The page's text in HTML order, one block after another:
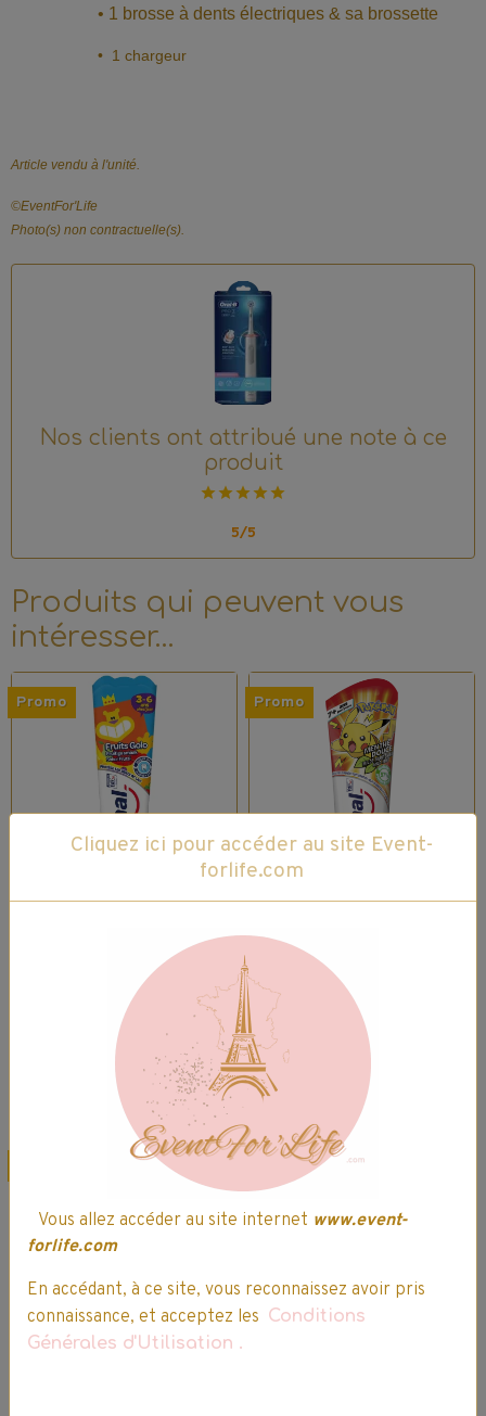
• 1 brosse à dents électriques & sa brossette
• 1 chargeur
Article vendu à l'unité.
©️EventFor'Life
Photo(s) non contractuelle(s).
Nos clients ont attribué une note à ce
produit
5/5
Produits qui peuvent vous
intéresser…
Promo
Kids - FruitGolo -
50Ml - dès 3 ans
1,10€ TTC
Indisponible
Détails
Promo
Junior - Pokémon
- 75Ml - Dès 7 ans
1,44€ TTC
Indisponible
Détails
Promo
Dentifrice fluoré
Oral-B Junior -
Cliquez ici pour accéder au site Event-
forlife.com
Vous allez accéder au site internet www.event-
forlife.com
En accédant, à ce site, vous reconnaissez avoir pris
connaissance, et acceptez les Conditions
Générales d'Utilisation .